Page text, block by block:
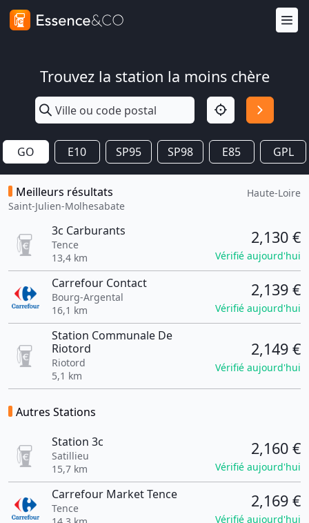
Trouvez la station la moins chère
GO E10 SP95 SP98 E85 GPL
Meilleurs résultats
Saint-Julien-Molhesabate
Haute-Loire
3c Carburants
Tence
13,4 km
2,130 €
Vérifié aujourd'hui
Carrefour Contact
Bourg-Argental
16,1 km
2,139 €
Vérifié aujourd'hui
Station Communale De
Riotord
Riotord
5,1 km
2,149 €
Vérifié aujourd'hui
Autres Stations
Station 3c
Satillieu
15,7 km
2,160 €
Vérifié aujourd'hui
Carrefour Market Tence
Tence
2,169 €
Vérifié aujourd'hui